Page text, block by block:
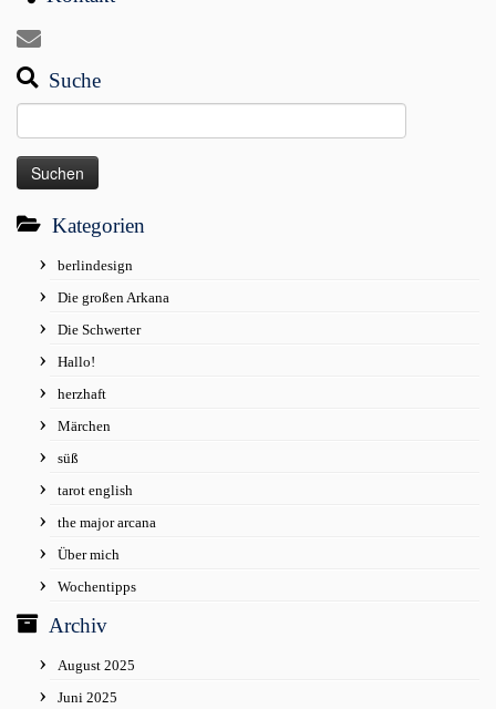
Suche
nach:
Kategorien
berlindesign
Die großen Arkana
Die Schwerter
Hallo!
herzhaft
Märchen
süß
tarot english
the major arcana
Über mich
Wochentipps
Archiv
August 2025
Juni 2025